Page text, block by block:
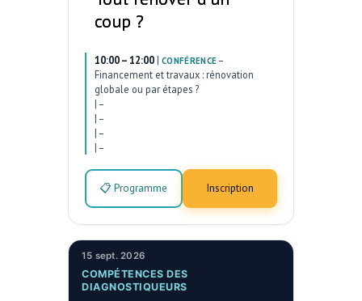
coup ?
10:00 – 12:00 | CONFÉRENCE –
Financement et travaux : rénovation
globale ou par étapes ?
| –
| –
| –
| –
📋 Programme Inscription
15 sept. 2026
COMPÉTENCES DES
DIAGNOSTIQUEURS